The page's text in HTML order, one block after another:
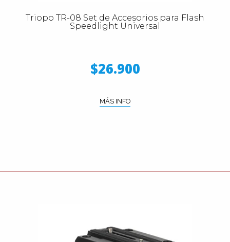
Triopo TR-08 Set de Accesorios para Flash
Speedlight Universal
$26.900
MÁS INFO